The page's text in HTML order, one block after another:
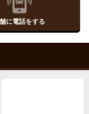
に電話をする